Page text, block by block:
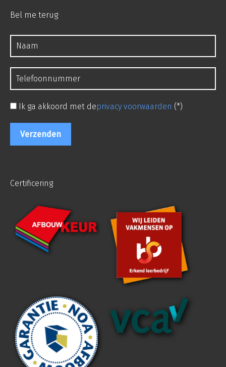
Bel me terug
Ik ga akkoord met deprivacy voorwaarden (*)
Certificering